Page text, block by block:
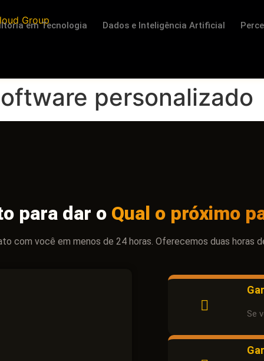
em Tecnologia Dados e Inteligência Artificial
personalizado
para dar o Qual o próximo
com você em menos de 24 horas. Oferecemos duas
Se